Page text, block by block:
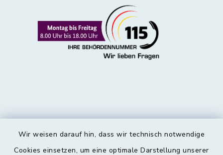
Wir weisen darauf hin, dass wir technisch notwendige
Cookies einsetzen, um eine optimale Darstellung unserer
Kontakt